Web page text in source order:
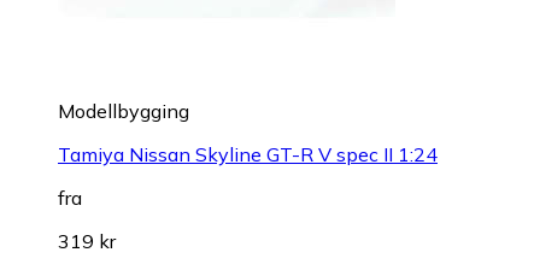
Modellbygging
Tamiya Nissan Skyline GT-R V spec II 1:24
fra
319 kr